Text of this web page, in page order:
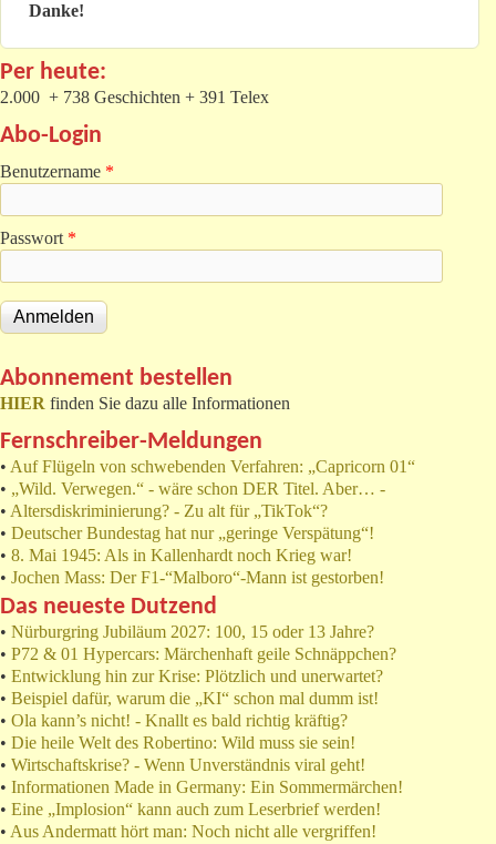
Danke!
Per heute:
2.000 + 738 Geschichten + 391 Telex
Abo-Login
Benutzername *
Passwort *
Abonnement bestellen
HIER finden Sie dazu alle Informationen
Fernschreiber-Meldungen
• Auf Flügeln von schwebenden Verfahren: „Capricorn 01“
• „Wild. Verwegen.“ - wäre schon DER Titel. Aber… -
• Altersdiskriminierung? - Zu alt für „TikTok“?
• Deutscher Bundestag hat nur „geringe Verspätung“!
• 8. Mai 1945: Als in Kallenhardt noch Krieg war!
• Jochen Mass: Der F1-“Malboro“-Mann ist gestorben!
Das neueste Dutzend
• Nürburgring Jubiläum 2027: 100, 15 oder 13 Jahre?
• P72 & 01 Hypercars: Märchenhaft geile Schnäppchen?
• Entwicklung hin zur Krise: Plötzlich und unerwartet?
• Beispiel dafür, warum die „KI“ schon mal dumm ist!
• Ola kann’s nicht! - Knallt es bald richtig kräftig?
• Die heile Welt des Robertino: Wild muss sie sein!
• Wirtschaftskrise? - Wenn Unverständnis viral geht!
• Informationen Made in Germany: Ein Sommermärchen!
• Eine „Implosion“ kann auch zum Leserbrief werden!
• Aus Andermatt hört man: Noch nicht alle vergriffen!